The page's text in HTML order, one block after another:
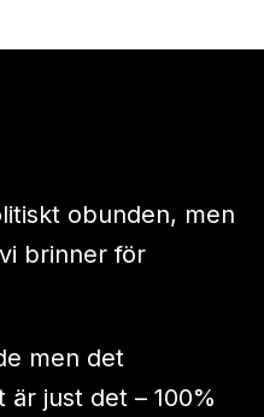
obunden, men
brinner för
men det
just det – 100%